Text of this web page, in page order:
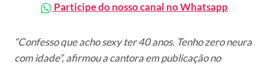
Participe do nosso canal no Whatsapp
“Confesso que acho sexy ter 40 anos. Tenho zero neura
com idade”, afirmou a cantora em publicação no